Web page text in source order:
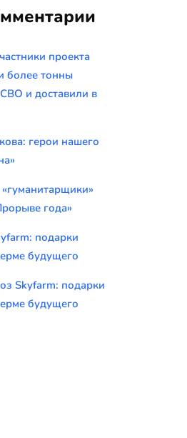
проекта
более тонны
и доставили в
герои нашего
года»
подарки
будущего
Skyfarm: подарки
будущего